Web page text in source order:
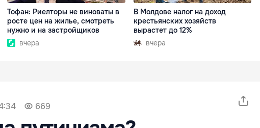
Тофан: Риелторы не виноваты в
росте цен на жилье, смотреть
нужно и на застройщиков
вчера
В Молдове налог на доход
крестьянских хозяйств
вырастет до 12%
вчера
669